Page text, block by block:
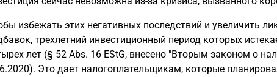
избежать этих негативных последствий и увеличить
трехлетний инвестиционный период которых
лет (§ 52 Abs. 16 EStG, внесено "Вторым законом о
Это дает налогоплательщикам, которые